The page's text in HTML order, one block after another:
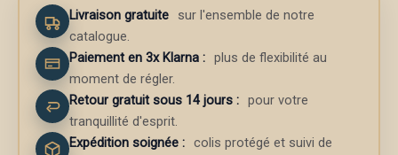
Livraison gratuite
sur l'ensemble de notre
catalogue.
Paiement en 3x Klarna : plus de flexibilité au
moment de régler.
Retour gratuit sous 14 jours : pour votre
tranquillité d'esprit.
Expédition soignée : colis protégé et suivi de